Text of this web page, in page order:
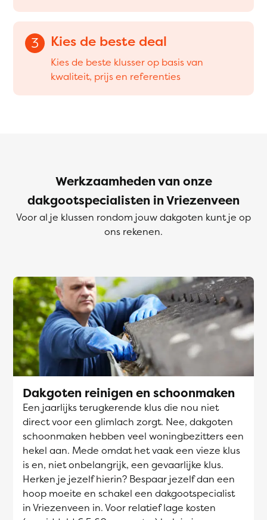
3 Kies de beste deal
Kies de beste klusser op basis van
kwaliteit, prijs en referenties
Werkzaamheden van onze
dakgootspecialisten in Vriezenveen
Voor al je klussen rondom jouw dakgoten kunt je op
ons rekenen.
Dakgoten reinigen en schoonmaken
Een jaarlijks terugkerende klus die nou niet
direct voor een glimlach zorgt. Nee, dakgoten
schoonmaken hebben veel woningbezitters een
hekel aan. Mede omdat het vaak een vieze klus
is en, niet onbelangrijk, een gevaarlijke klus.
Herken je jezelf hierin? Bespaar jezelf dan een
hoop moeite en schakel een dakgootspecialist
in Vriezenveen in. Voor relatief lage kosten